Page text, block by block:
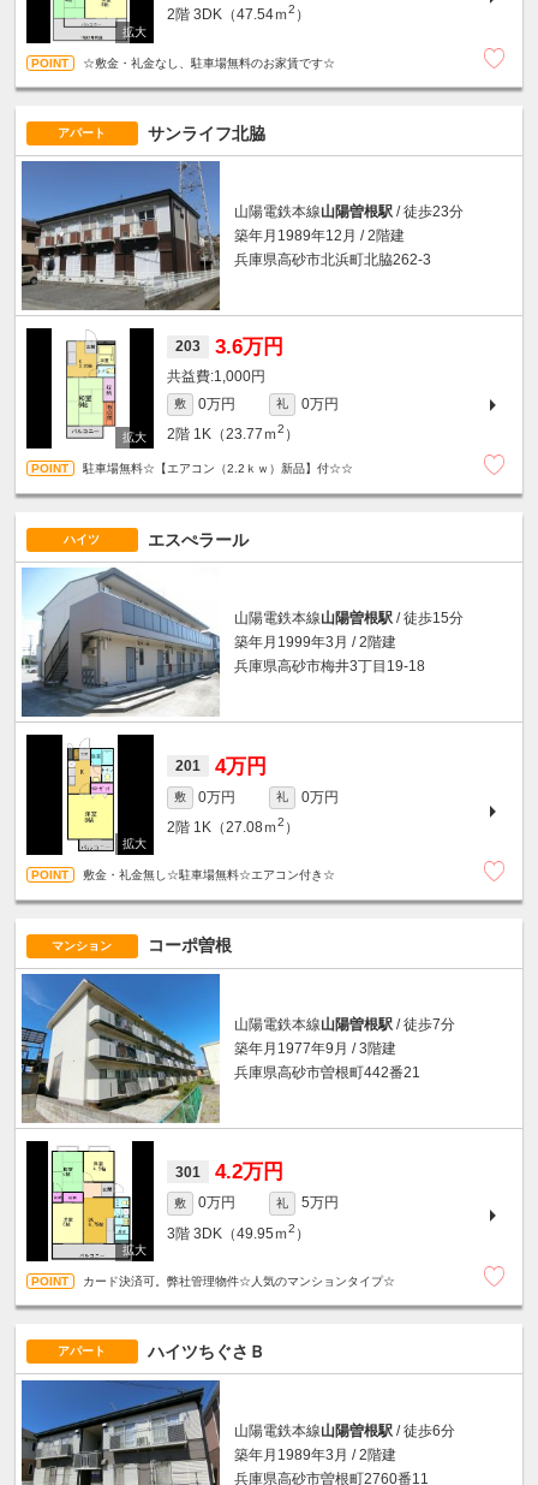
2階 3DK（47.54ｍ2 ）
☆敷金・礼金なし、駐車場無料のお家賃です☆
アパート サンライフ北脇
山陽電鉄本線山陽曽根駅 / 徒歩23分
築年月1989年12月 / 2階建
兵庫県高砂市北浜町北脇262-3
203 3.6万円
1,000円
敷 0万円 礼
0万円
2階 1K（23.77ｍ2 ）
駐車場無料☆【エアコン（2.2ｋｗ）新品】付☆☆
ハイツ エスぺラール
山陽電鉄本線山陽曽根駅 / 徒歩15分
築年月1999年3月 / 2階建
兵庫県高砂市梅井3丁目19-18
201 4万円
敷 0万円 礼
0万円
2階 1K（27.08ｍ2 ）
敷金・礼金無し☆駐車場無料☆エアコン付き☆
マンション コーポ曽根
山陽電鉄本線山陽曽根駅 / 徒歩7分
築年月1977年9月 / 3階建
兵庫県高砂市曽根町442番21
301 4.2万円
敷 0万円 礼
5万円
3階 3DK（49.95ｍ2 ）
カード決済可。弊社管理物件☆人気のマンションタイプ☆
アパート ハイツちぐさＢ
山陽電鉄本線山陽曽根駅 / 徒歩6分
築年月1989年3月 / 2階建
兵庫県高砂市曽根町2760番11